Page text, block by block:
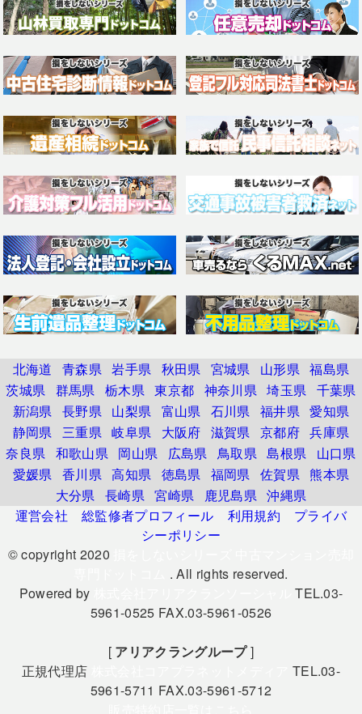
北海道 青森県 岩手県 秋田県 宮城県 山形県 福島県
茨城県 群馬県 栃木県 東京都 神奈川県 埼玉県 千葉県
新潟県 長野県 山梨県 富山県 石川県 福井県 愛知県
静岡県 三重県 岐阜県 大阪府 滋賀県 京都府 兵庫県
奈良県 和歌山県 岡山県 広島県 鳥取県 島根県
山口県
愛媛県 香川県 高知県 徳島県 福岡県 佐賀県 熊本県
大分県 長崎県 宮崎県 鹿児島県 沖縄県
運営会社
総監修者プロフィール 利用規約
プライバ
シーポリシー
© copyright 2020
. All rights reserved.
Powered by
TEL.03-
5961-0525 FAX.03-5961-0526
[ アリアクラングループ]
正規代理店
TEL.03-
5961-5711 FAX.03-5961-5712